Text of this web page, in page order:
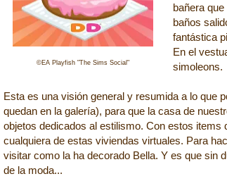
©EA Playfish "The Sims Social"
bañera
baños
fantástica
En el
simoleons.
Esta es una visión general y resumida a lo que
quedan en la galería), para que la casa de
objetos dedicados al estilismo. Con estos
cualquiera de estas viviendas virtuales. Para
visitar como la ha decorado Bella. Y es que sin
de la moda...